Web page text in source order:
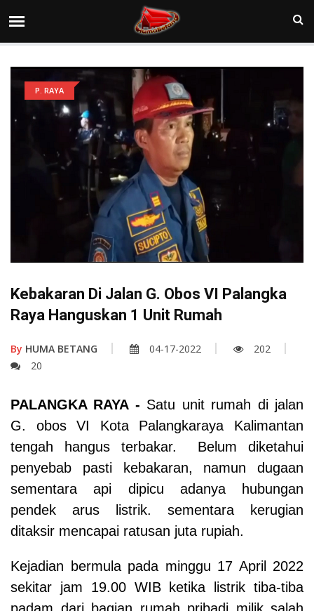
P. RAYA
Kebakaran Di Jalan G. Obos VI Palangka
Raya Hanguskan 1 Unit Rumah
By HUMA BETANG 04-17-2022
202
20
PALANGKA RAYA - Satu unit rumah di jalan
G. obos VI Kota Palangkaraya Kalimantan
tengah hangus terbakar.
Belum diketahui
penyebab pasti kebakaran, namun dugaan
sementara api dipicu adanya hubungan
pendek arus listrik. sementara kerugian
ditaksir mencapai ratusan juta rupiah.
Kejadian bermula pada minggu 17 April 2022
sekitar jam 19.00 WIB ketika listrik tiba-tiba